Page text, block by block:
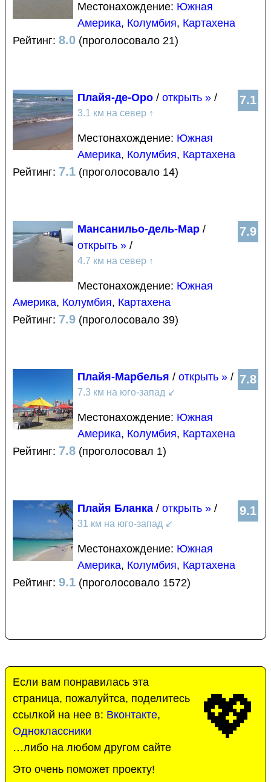
Местонахождение: Южная
Америка, Колумбия, Картахена
Рейтинг: 8.0 (проголосовало 21)
7.1
Плайя-де-Оро / открыть » /
3.1 км на север ↑
Местонахождение: Южная
Америка, Колумбия, Картахена
Рейтинг: 7.1 (проголосовало 14)
7.9
Мансанильо-дель-Мар /
открыть » /
4.7 км на север ↑
Местонахождение: Южная
Америка, Колумбия, Картахена
Рейтинг: 7.9 (проголосовало 39)
7.8
Плайя-Марбелья / открыть » /
7.3 км на юго-запад ↙
Местонахождение: Южная
Америка, Колумбия, Картахена
Рейтинг: 7.8 (проголосовал 1)
9.1
Плайя Бланка / открыть » /
31 км на юго-запад ↙
Местонахождение: Южная
Америка, Колумбия, Картахена
Рейтинг: 9.1 (проголосовало 1572)
💖
Если вам понравилась эта
страница, пожалуйтса, поделитесь
ссылкой на нее в: Вконтакте,
Одноклассники
…либо на любом другом сайте
Это очень поможет проекту!